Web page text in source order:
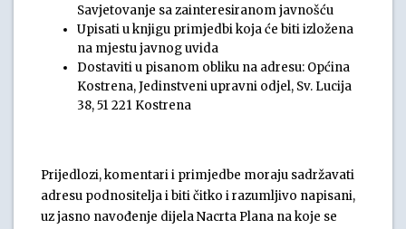
Savjetovanje sa zainteresiranom javnošću
Upisati u knjigu primjedbi koja će biti izložena
na mjestu javnog uvida
Dostaviti u pisanom obliku na adresu: Općina
Kostrena, Jedinstveni upravni odjel, Sv. Lucija
38, 51 221 Kostrena
Prijedlozi, komentari i primjedbe moraju sadržavati
adresu podnositelja i biti čitko i razumljivo napisani,
uz jasno navođenje dijela Nacrta Plana na koje se